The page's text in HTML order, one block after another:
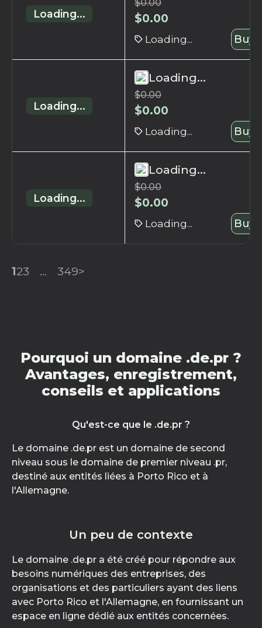
Loading...
$0.00
$0.00
Loading... Buy
Loading...
Loading...
$0.00
$0.00
Loading... Buy
Loading...
Loading...
$0.00
$0.00
Loading... Buy
123 ... 349>
Pourquoi un domaine .de.pr ?
Avantages, enregistrement,
conseils et applications
Qu'est-ce que le .de.pr ?
Le domaine .de.pr est un domaine de second
niveau sous le domaine de premier niveau .pr,
destiné aux entités liées à Porto Rico et à
l'Allemagne.
Un peu de contexte
Le domaine .de.pr a été créé pour répondre aux
besoins numériques des entreprises, des
organisations et des particuliers ayant des liens
avec Porto Rico et l'Allemagne, en fournissant un
espace en ligne dédié aux entités concernées.